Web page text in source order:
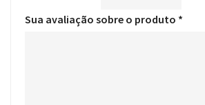
Sua avaliação sobre o produto *